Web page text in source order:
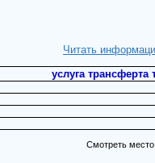
Читать
услуга трансферта
Смотреть